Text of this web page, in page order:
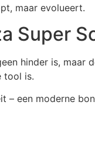
maar evolueert.
Super
hinder is, maar
tool is.
– een moderne